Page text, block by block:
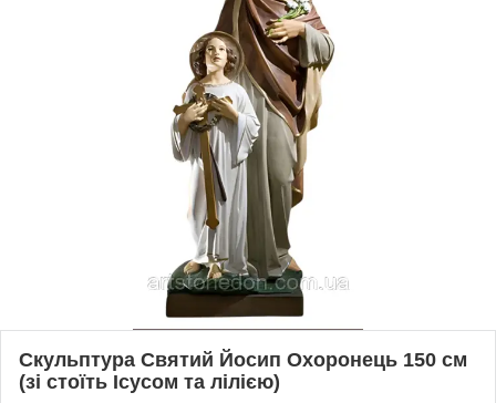
Скульптура Святий Йосип Охоронець 150 см
(зі стоїть Ісусом та лілією)